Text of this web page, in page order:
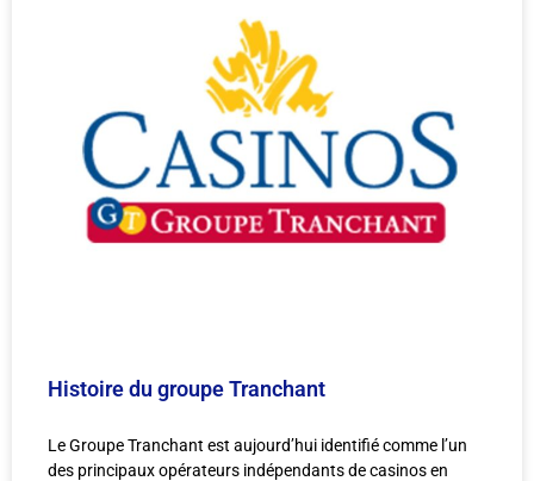
Histoire du groupe Tranchant
Le Groupe Tranchant est aujourd’hui identifié comme l’un
des principaux opérateurs indépendants de casinos en